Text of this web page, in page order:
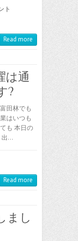
ト
Read more
は通
?
田林でも
はいつも
も 本日の
出…
Read more
まし